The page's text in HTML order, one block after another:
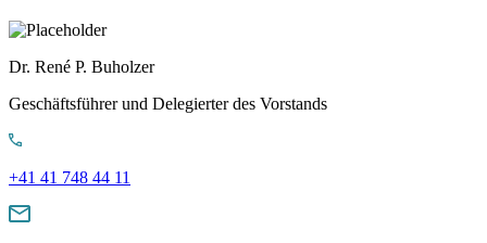
Dr. René P. Buholzer
Geschäftsführer und Delegierter des Vorstands
+41 41 748 44 11